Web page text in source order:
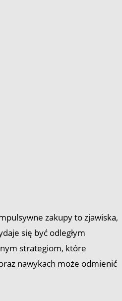
zakupy to zjawiska,
się być odległym
strategiom, które
nawykach może odmienić